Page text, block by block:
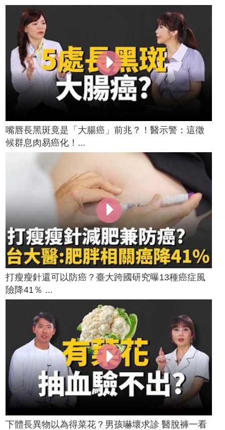
嘴唇長黑斑竟是「大腸癌」前兆？！醫示警：這徵
候群息肉易癌化！...
打瘦瘦針還可以防癌？臺大跨國研究曝13種癌症風
險降41％ ...
下體長異物以為得菜花？男孩嚇壞求診 醫脫褲一看